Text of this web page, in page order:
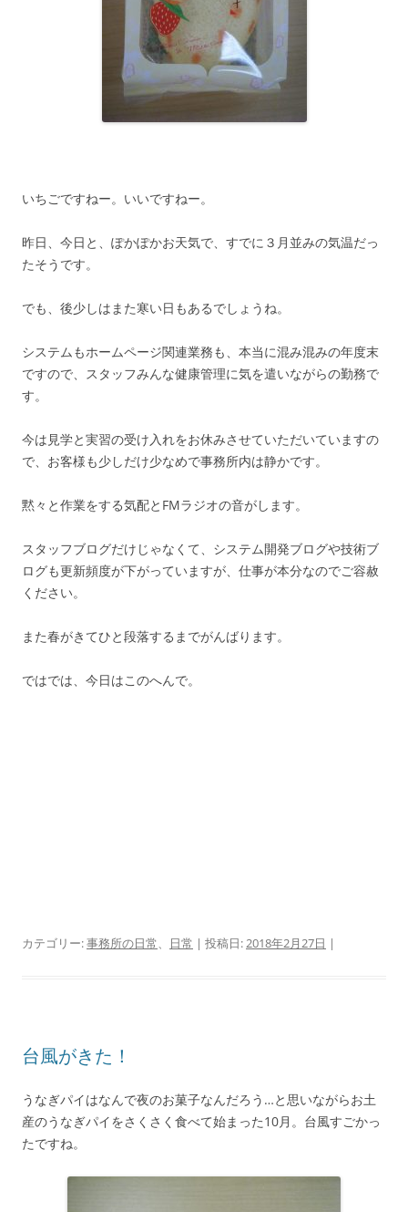
いちごですねー。いいですねー。
昨日、今日と、ぽかぽかお天気で、すでに３月並みの気温だっ
たそうです。
でも、後少しはまた寒い日もあるでしょうね。
システムもホームページ関連業務も、本当に混み混みの年度末
ですので、スタッフみんな健康管理に気を遣いながらの勤務で
す。
今は見学と実習の受け入れをお休みさせていただいていますの
で、お客様も少しだけ少なめで事務所内は静かです。
黙々と作業をする気配とFMラジオの音がします。
スタッフブログだけじゃなくて、システム開発ブログや技術ブ
ログも更新頻度が下がっていますが、仕事が本分なのでご容赦
ください。
また春がきてひと段落するまでがんばります。
ではでは、今日はこのへんで。
カテゴリー:事務所の日常、 日常 | 投稿日:2018年2月27日 |
台風がきた！
うなぎパイはなんで夜のお菓子なんだろう…と思いながらお土
産のうなぎパイをさくさく食べて始まった10月。台風すごかっ
たですね。